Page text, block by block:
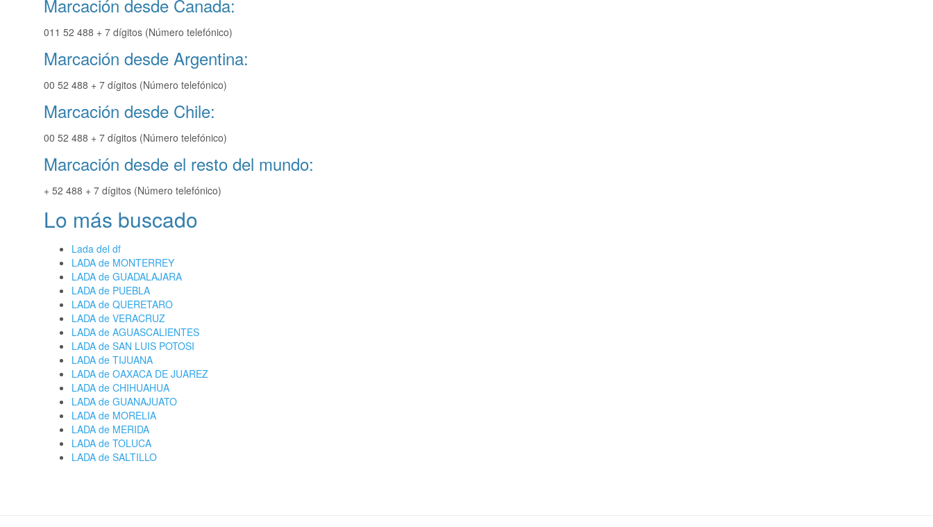
Marcación desde Canada:
011 52 488 + 7 dígitos (Número telefónico)
Marcación desde Argentina:
00 52 488 + 7 dígitos (Número telefónico)
Marcación desde Chile:
00 52 488 + 7 dígitos (Número telefónico)
Marcación desde el resto del mundo:
+ 52 488 + 7 dígitos (Número telefónico)
Lo más buscado
Lada del df
LADA de MONTERREY
LADA de GUADALAJARA
LADA de PUEBLA
LADA de QUERETARO
LADA de VERACRUZ
LADA de AGUASCALIENTES
LADA de SAN LUIS POTOSI
LADA de TIJUANA
LADA de OAXACA DE JUAREZ
LADA de CHIHUAHUA
LADA de GUANAJUATO
LADA de MORELIA
LADA de MERIDA
LADA de TOLUCA
LADA de SALTILLO